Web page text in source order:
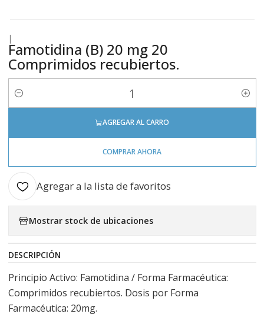
|
Famotidina (B) 20 mg 20
Comprimidos recubiertos.
Cantidad
AGREGAR AL CARRO
COMPRAR AHORA
Agregar a la lista de favoritos
Mostrar stock de ubicaciones
DESCRIPCIÓN
Principio Activo: Famotidina / Forma Farmacéutica:
Comprimidos recubiertos. Dosis por Forma
Farmacéutica: 20mg.